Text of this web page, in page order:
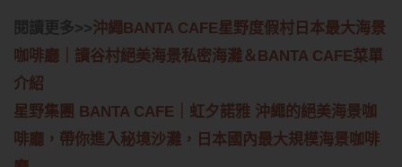
閱讀更多>>沖繩BANTA CAFE星野度假村日本最大海景
咖啡廳｜讀谷村絕美海景私密海灘＆BANTA CAFE菜單
介紹
星野集團 BANTA CAFE｜虹夕諾雅 沖繩的絕美海景咖
啡廳，帶你進入秘境沙灘，日本國內最大規模海景咖啡